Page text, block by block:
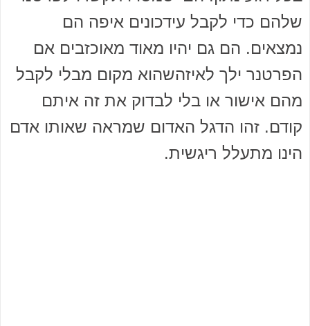
שלהם כדי לקבל עידכונים איפה הם
נמצאים. הם גם יהיו מאוד מאוכזבים אם
הפרטנר ילך לאיזהשהוא מקום מבלי לקבל
מהם אישור או בלי לבדוק את זה איתם
קודם. זהו הדגל האדום שמראה שאותו אדם
הינו מתעלל ריגשית.